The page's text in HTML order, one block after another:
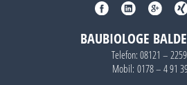
BAUBIOLOGE
Telefon: 08121 –
Mobil: 0178 – 4 91